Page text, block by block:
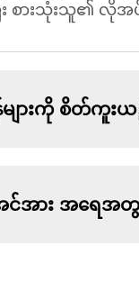
ြီး စားသုံးသူ၏
ျားကို စိတ်ကူး
င်အား အရေအ